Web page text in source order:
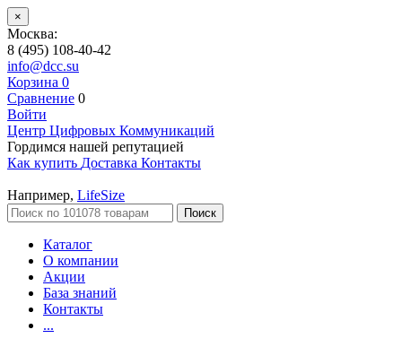
×
Москва:
8 (495) 108-40-42
info@dcc.su
Корзина 0
Сравнение 0
Войти
Центр Цифровых Коммуникаций
Гордимся нашей репутацией
Как купить Доставка Контакты
Например, LifeSize
Поиск
Каталог
О компании
Акции
База знаний
Контакты
...